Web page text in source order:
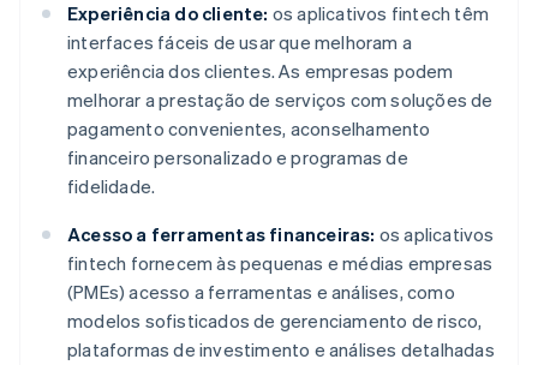
Experiência do cliente: os aplicativos fintech têm
interfaces fáceis de usar que melhoram a
experiência dos clientes. As empresas podem
melhorar a prestação de serviços com soluções de
pagamento convenientes, aconselhamento
financeiro personalizado e programas de
fidelidade.
Acesso a ferramentas financeiras: os aplicativos
fintech fornecem às pequenas e médias empresas
(PMEs) acesso a ferramentas e análises, como
modelos sofisticados de gerenciamento de risco,
plataformas de investimento e análises detalhadas